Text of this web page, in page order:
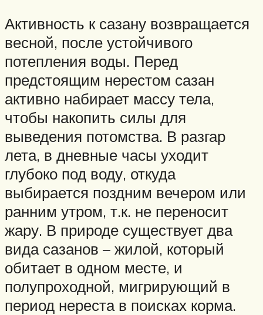
Активность к сазану возвращается
весной, после устойчивого
потепления воды. Перед
предстоящим нерестом сазан
активно набирает массу тела,
чтобы накопить силы для
выведения потомства. В разгар
лета, в дневные часы уходит
глубоко под воду, откуда
выбирается поздним вечером или
ранним утром, т.к. не переносит
жару. В природе существует два
вида сазанов – жилой, который
обитает в одном месте, и
полупроходной, мигрирующий в
период нереста в поисках корма.